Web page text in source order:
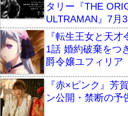
タリー『THE
ULTRAMAN』7月
『転生王女と天
1話 婚約破棄をつ
爵令嬢ユフィリア
『赤×ピンク』芳
ン公開・禁断の予